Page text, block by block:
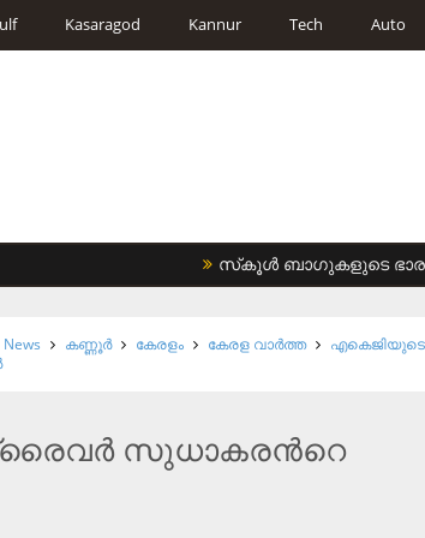
Kasaragod Kannur Tech Auto
സ്‌കൂള്‍ ബാഗുകളുടെ ഭാരം
News കണ്ണൂര്‍ കേരളം കേരള വാര്‍ത്ത
എകെജിയുടെ
സുധാകരന്‍റെ